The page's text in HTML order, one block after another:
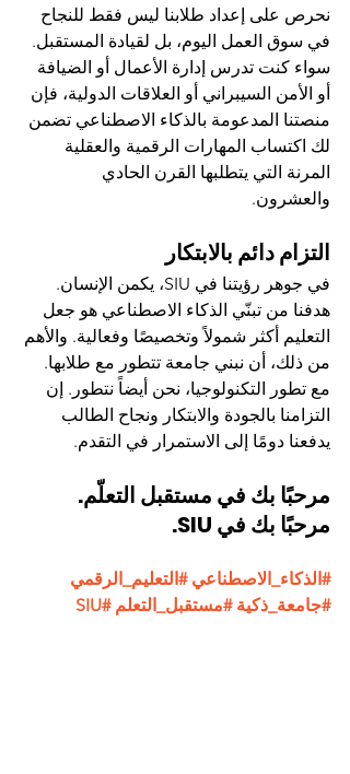
نحرص على إعداد طلابنا ليس فقط للنجاح
في سوق العمل اليوم، بل لقيادة المستقبل.
سواء كنت تدرس إدارة الأعمال أو الضيافة
أو الأمن السيبراني أو العلاقات الدولية، فإن
منصتنا المدعومة بالذكاء الاصطناعي تضمن
لك اكتساب المهارات الرقمية والعقلية
المرنة التي يتطلبها القرن الحادي
والعشرون.
التزام دائم بالابتكار
في جوهر رؤيتنا في SIU، يكمن الإنسان.
هدفنا من تبنّي الذكاء الاصطناعي هو جعل
التعليم أكثر شمولاً وتخصيصًا وفعالية. والأهم
من ذلك، أن نبني جامعة تتطور مع طلابها.
مع تطور التكنولوجيا، نحن أيضاً نتطور. إن
التزامنا بالجودة والابتكار ونجاح الطالب
يدفعنا دومًا إلى الاستمرار في التقدم.
مرحبًا بك في مستقبل التعلّم.
مرحبًا بك في SIU.
#الذكاء_الاصطناعي #التعليم_الرقمي
#جامعة_ذكية #مستقبل_التعلم #SIU